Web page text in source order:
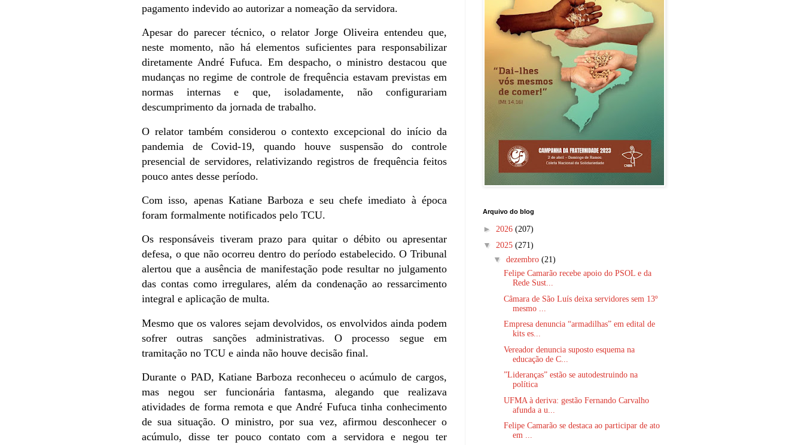
pagamento indevido ao autorizar a nomeação da servidora.
Apesar do parecer técnico, o relator Jorge Oliveira entendeu que,
neste momento, não há elementos suficientes para responsabilizar
diretamente André Fufuca. Em despacho, o ministro destacou que
mudanças no regime de controle de frequência estavam previstas em
normas internas e que, isoladamente, não configurariam
descumprimento da jornada de trabalho.
O relator também considerou o contexto excepcional do início da
pandemia de Covid-19, quando houve suspensão do controle
presencial de servidores, relativizando registros de frequência feitos
pouco antes desse período.
Com isso, apenas Katiane Barboza e seu chefe imediato à época
foram formalmente notificados pelo TCU.
Os responsáveis tiveram prazo para quitar o débito ou apresentar
defesa, o que não ocorreu dentro do período estabelecido. O Tribunal
alertou que a ausência de manifestação pode resultar no julgamento
das contas como irregulares, além da condenação ao ressarcimento
integral e aplicação de multa.
Mesmo que os valores sejam devolvidos, os envolvidos ainda podem
sofrer outras sanções administrativas. O processo segue em
tramitação no TCU e ainda não houve decisão final.
Durante o PAD, Katiane Barboza reconheceu o acúmulo de cargos,
mas negou ser funcionária fantasma, alegando que realizava
atividades de forma remota e que André Fufuca tinha conhecimento
de sua situação. O ministro, por sua vez, afirmou desconhecer o
acúmulo, disse ter pouco contato com a servidora e negou ter
Arquivo do blog
► 2026 (207)
▼ 2025 (271)
▼ dezembro (21)
Felipe Camarão recebe apoio do PSOL e da
Rede Sust...
Câmara de São Luís deixa servidores sem 13º
mesmo ...
Empresa denuncia “armadilhas” em edital de
kits es...
Vereador denuncia suposto esquema na
educação de C...
”Lideranças” estão se autodestruindo na
política
UFMA à deriva: gestão Fernando Carvalho
afunda a u...
Felipe Camarão se destaca ao participar de ato
em ...